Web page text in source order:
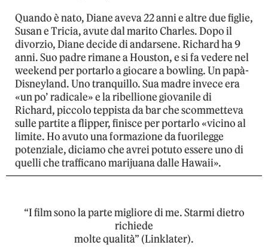
Quando è nato, Diane aveva 22 anni e altre due figlie,
Susan e Tricia, avute dal marito Charles. Dopo il
divorzio, Diane decide di andarsene. Richard ha 9
anni. Suo padre rimane a Houston, e si fa vedere nel
weekend per portarlo a giocare a bowling. Un papà-
Disneyland. Uno tranquillo. Sua madre invece era
«un po’ radicale» e la ribellione giovanile di
Richard, piccolo teppista da bar che scommetteva
sulle partite a flipper, finisce per portarlo «vicino al
limite. Ho avuto una formazione da fuorilegge
potenziale, diciamo che avrei potuto essere uno di
quelli che trafficano marijuana dalle Hawaii».
“I film sono la parte migliore di me. Starmi dietro
richiede
molte qualità” (Linklater).